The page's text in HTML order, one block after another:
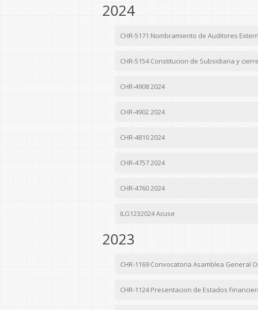
2024
CHR-5171 Nombramiento de Auditores
CHR-5154 Constitucion de Subsidiaria y
CHR-4908 2024
CHR-4902 2024
CHR-4810 2024
CHR-4757 2024
CHR-4760 2024
ILG1232024 Acuse
2023
CHR-1169 Convocatoria Asamblea General
CHR-1124 Presentacion de Estados